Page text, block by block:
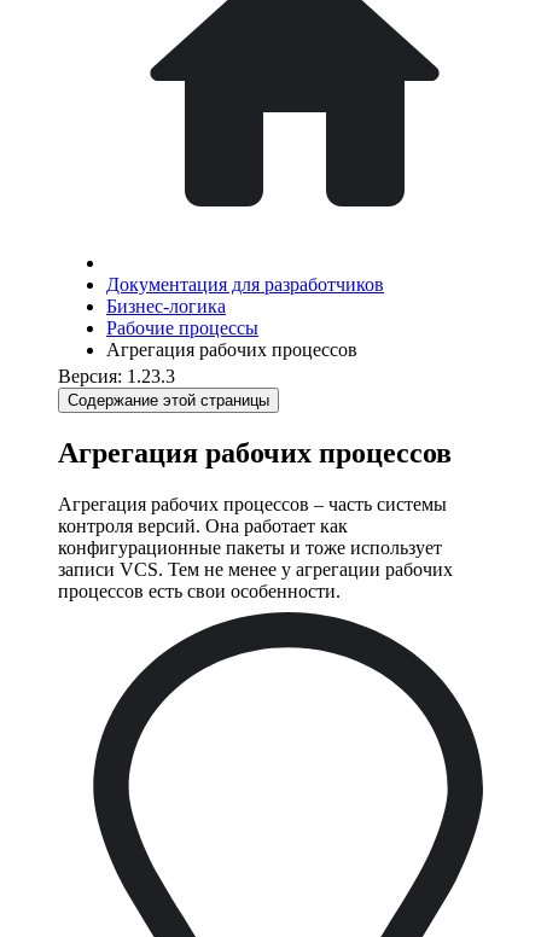
Документация для разработчиков
Бизнес-логика
Рабочие процессы
Агрегация рабочих процессов
Версия: 1.23.3
Содержание этой страницы
Агрегация рабочих процессов
Агрегация рабочих процессов – часть системы
контроля версий. Она работает как
конфигурационные пакеты и тоже использует
записи VCS. Тем не менее у агрегации рабочих
процессов есть свои особенности.